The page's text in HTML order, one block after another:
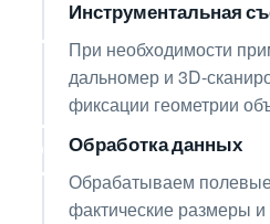
Инструментальная
При необходимости
дальномер и 3D-
фиксации геометрии
05 Обработка данных
Обрабатываем
фактические размеры